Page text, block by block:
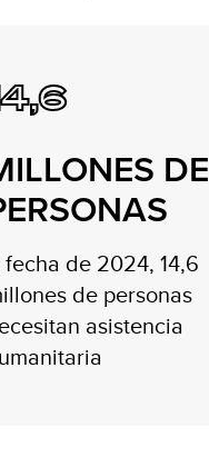
DE
fecha de 2024, 14,6
de personas
asistencia